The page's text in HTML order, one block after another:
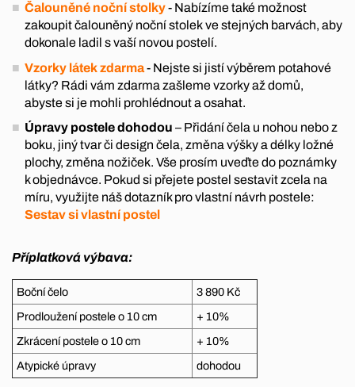
Čalouněné noční stolky- Nabízíme také možnost
zakoupit čalouněný noční stolek ve stejných barvách, aby
dokonale ladil s vaší novou postelí.
Vzorky látek zdarma- Nejste si jistí výběrem potahové
látky? Rádi vám zdarma zašleme vzorky až domů,
abyste si je mohli prohlédnout a osahat.
Úpravy postele dohodou – Přidání čela u nohou nebo z
boku, jiný tvar či design čela, změna výšky a délky ložné
plochy, změna nožiček. Vše prosím uveďte do poznámky
k objednávce. Pokud si přejete postel sestavit zcela na
míru, využijte náš dotazník pro vlastní návrh postele:
Sestav si vlastní postel
Příplatková výbava:
Boční čelo
3 890 Kč
Prodloužení postele o 10 cm
+ 10%
Zkrácení postele o 10 cm
+ 10%
Atypické úpravy
dohodou